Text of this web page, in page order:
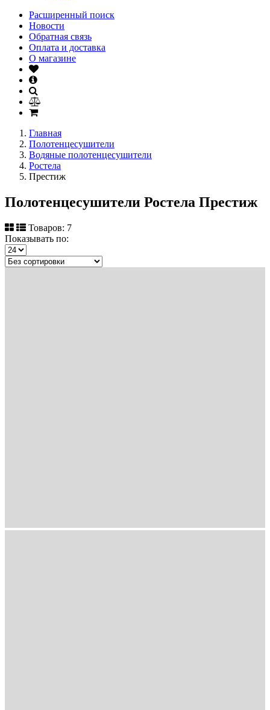
Расширенный поиск
Новости
Обратная связь
Оплата и доставка
О магазине
Главная
Полотенцесушители
Водяные полотенцесушители
Ростела
Престиж
Полотенцесушители Ростела Престиж
Товаров: 7
Показывать по: